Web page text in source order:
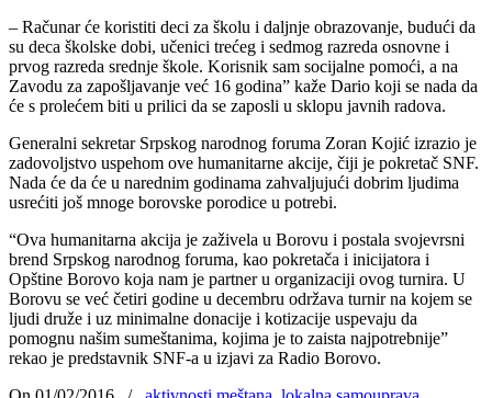
– Računar će koristiti deci za školu i daljnje obrazovanje, budući da
su deca školske dobi, učenici trećeg i sedmog razreda osnovne i
prvog razreda srednje škole. Korisnik sam socijalne pomoći, a na
Zavodu za zapošljavanje već 16 godina” kaže Dario koji se nada da
će s prolećem biti u prilici da se zaposli u sklopu javnih radova.
Generalni sekretar Srpskog narodnog foruma Zoran Kojić izrazio je
zadovoljstvo uspehom ove humanitarne akcije, čiji je pokretač SNF.
Nada će da će u narednim godinama zahvaljujući dobrim ljudima
usrećiti još mnoge borovske porodice u potrebi.
“Ova humanitarna akcija je zaživela u Borovu i postala svojevrsni
brend Srpskog narodnog foruma, kao pokretača i inicijatora i
Opštine Borovo koja nam je partner u organizaciji ovog turnira. U
Borovu se već četiri godine u decembru održava turnir na kojem se
ljudi druže i uz minimalne donacije i kotizacije uspevaju da
pomognu našim sumeštanima, kojima je to zaista najpotrebnije”
rekao je predstavnik SNF-a u izjavi za Radio Borovo.